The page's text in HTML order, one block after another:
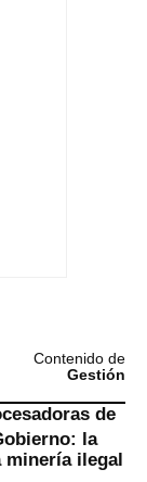
Contenido de
Gestión
de
la
minería ilegal